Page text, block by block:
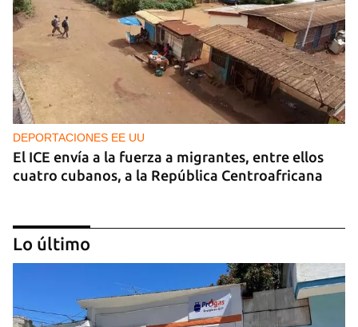
DEPORTACIONES EE UU
El ICE envía a la fuerza a migrantes, entre ellos
cuatro cubanos, a la República Centroafricana
Lo último